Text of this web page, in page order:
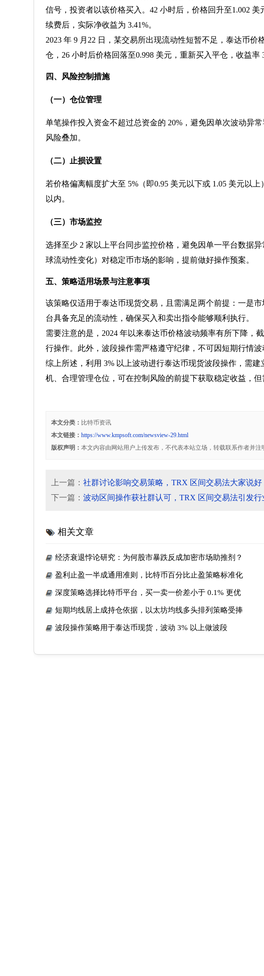
信号，投资者以该价格买入。42 小时后，价格回升至1.002
续费后，实际净收益为 3.41%。
2023 年 9 月22 日，某交易所出现流动性短暂不足，泰达币
仓，26 小时后价格回落至0.998 美元，重新买入平仓，收益率
四、风险控制措施
（一）仓位管理
单笔操作投入资金不超过总资金的 20%，避免因单次波动异
风险叠加。
（二）止损设置
若价格偏离幅度扩大至 5%（即0.95 美元以下或 1.05 美元以
以内。
（三）市场监控
选择至少 2 家以上平台同步监控价格，避免因单一平台数据
球流动性变化）对稳定币市场的影响，提前做好操作预案。
五、策略适用场景与注意事项
该策略仅适用于泰达币现货交易，且需满足两个前提：一是
台具备充足的流动性，确保买入和卖出指令能够顺利执行。
需要注意的是，2024 年以来泰达币价格波动频率有所下降，
行操作。此外，波段操作需严格遵守纪律，不可因短期行情
综上所述，利用 3% 以上波动进行泰达币现货波段操作，需
机、合理管理仓位，可在控制风险的前提下获取稳定收益，
本文分类： 比特币资讯
本文链接：https://www.kmpsoft.com/newsview-29.html
版权声明：本文内容由网站用户上传发布，不代表本站立场，转载联系作者并注
上一篇：社群讨论影响交易策略，TRX 区间交易法大家说
下一篇：波动区间操作获社群认可，TRX 区间交易法引发行
相关文章
经济衰退悖论研究：为何股市暴跌反成加密市场助推剂？
盈利止盈一半成通用准则，比特币百分比止盈策略标准化
深度策略选择比特币平台，买一卖一价差小于 0.1% 更优
短期均线居上成持仓依据，以太坊均线多头排列策略受捧
波段操作策略用于泰达币现货，波动 3% 以上做波段